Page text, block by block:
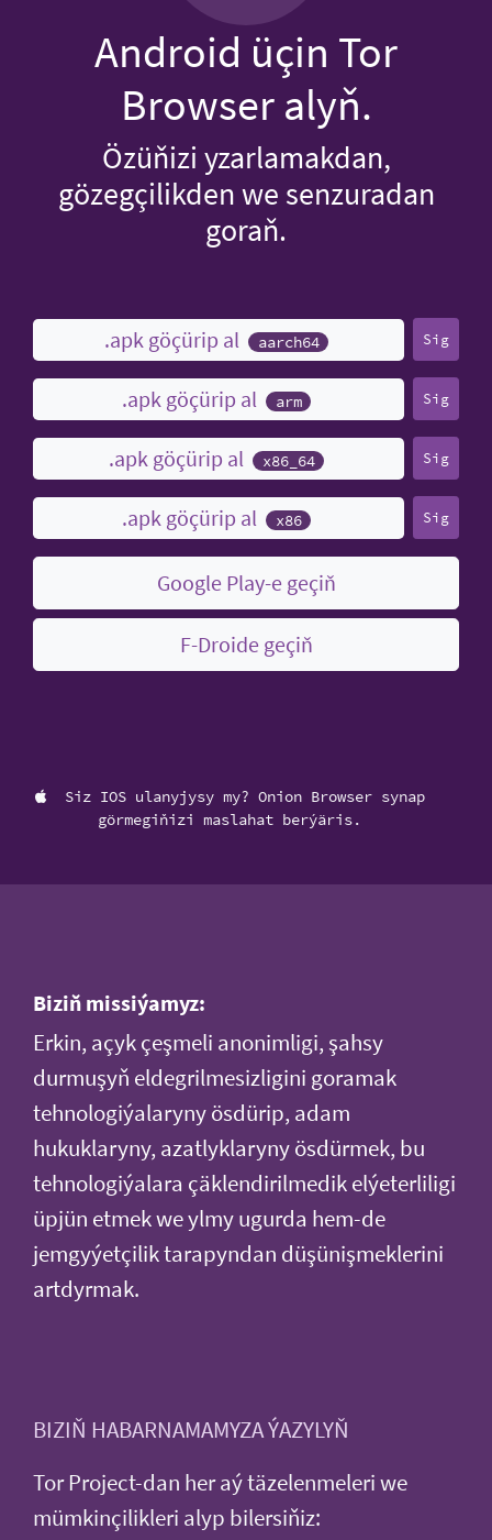
Android üçin Tor
Browser alyň.
Özüňizi yzarlamakdan,
gözegçilikden we senzuradan
goraň.
.apk göçürip al aarch64 Sig
.apk göçürip al arm Sig
.apk göçürip al x86_64 Sig
.apk göçürip al x86 Sig
Google Play-e geçiň
F-Droide geçiň
Siz IOS ulanyjysy my? Onion Browser synap
görmegiňizi maslahat berýäris.
Biziň missiýamyz:
Erkin, açyk çeşmeli anonimligi, şahsy
durmuşyň eldegrilmesizligini goramak
tehnologiýalaryny ösdürip, adam
hukuklaryny, azatlyklaryny ösdürmek, bu
tehnologiýalara çäklendirilmedik elýeterliligi
üpjün etmek we ylmy ugurda hem-de
jemgyýetçilik tarapyndan düşünişmeklerini
artdyrmak.
BIZIŇ HABARNAMAMYZA ÝAZYLYŇ
Tor Project-dan her aý täzelenmeleri we
mümkinçilikleri alyp bilersiňiz: